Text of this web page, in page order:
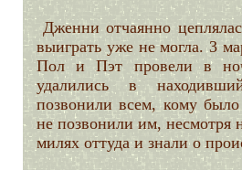
Дженни отчаянно
выиграть уже не могла. 3
Пол и Пэт провели в
удалились в
позвонили всем, кому
не позвонили им, несмотря
милях оттуда и знали о